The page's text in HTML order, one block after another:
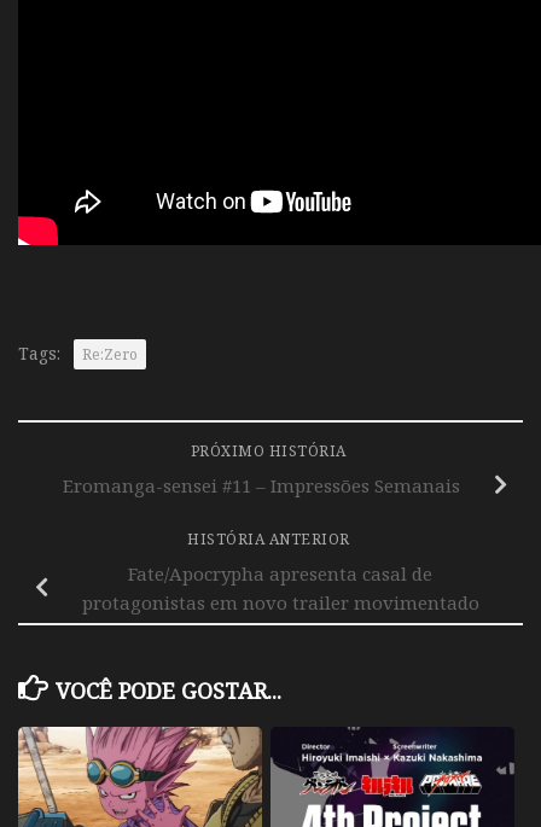
Tags: Re:Zero
PRÓXIMO HISTÓRIA
Eromanga-sensei #11 – Impressões Semanais
HISTÓRIA ANTERIOR
Fate/Apocrypha apresenta casal de
protagonistas em novo trailer movimentado
VOCÊ PODE GOSTAR...